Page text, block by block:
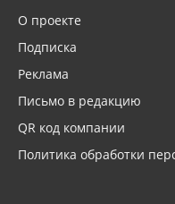
О проекте
Подписка
Реклама
Письмо в редакцию
QR код компании
Политика обработки